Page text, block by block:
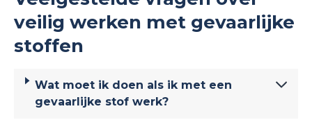
veilig werken met gevaarlijke
stoffen
Wat moet ik doen als ik met een
gevaarlijke stof werk?